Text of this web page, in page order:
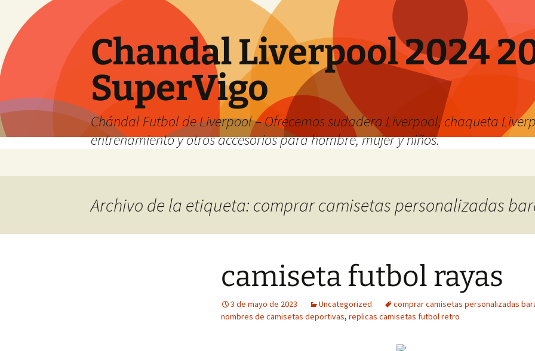
Chandal Liverpool 2024
SuperVigo
Chándal Futbol de Liverpool – Ofrecemos sudadera Liverpool, chaqueta
entrenamiento y otros accesorios para hombre, mujer y niños.
Archivo de la etiqueta: comprar camisetas personalizadas
camiseta futbol rayas
3 de mayo de 2023 Uncategorized comprar camisetas personalizadas
nombres de camisetas deportivas, replicas camisetas futbol retro